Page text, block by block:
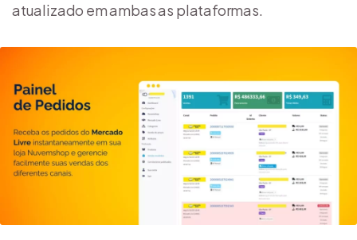
atualizado em ambas as plataformas.